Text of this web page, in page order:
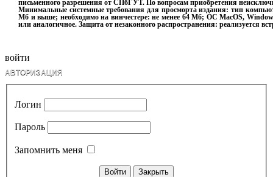
письменного разрешения от СПбГУТ. По вопросам приобретения
Минимальные системные требования для просморта издания: тип
Мб и выше; необходимо на винчестере: не менее 64 Мб; ОС MacOS,
или аналогичное. Защита от незаконного распространения: реализуется
войти
АВТОРИЗАЦИЯ
Логин
Пароль
Запомнить меня
Закрыть